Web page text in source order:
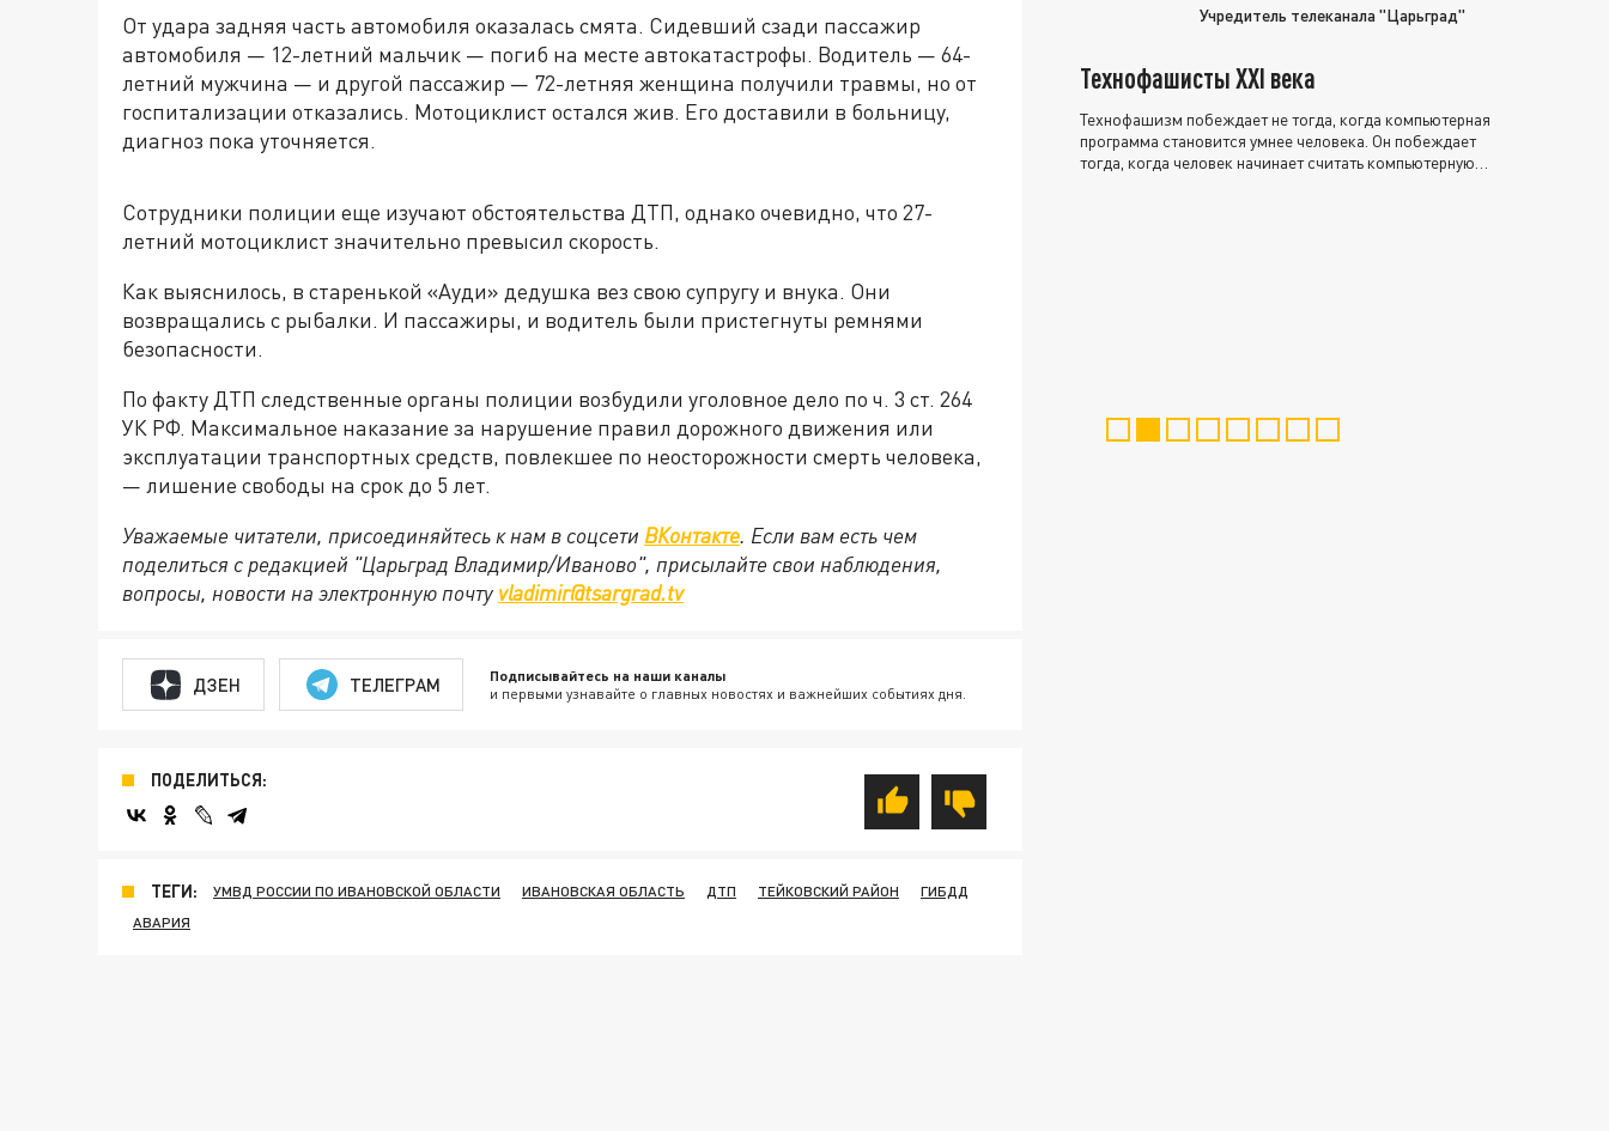
От удара задняя часть автомобиля оказалась смята. Сидевший сзади пассажир
автомобиля — 12-летний мальчик — погиб на месте автокатастрофы. Водитель — 64-
летний мужчина — и другой пассажир — 72-летняя женщина получили травмы, но от
госпитализации отказались. Мотоциклист остался жив. Его доставили в больницу,
диагноз пока уточняется.
Сотрудники полиции еще изучают обстоятельства ДТП, однако очевидно, что 27-
летний мотоциклист значительно превысил скорость.
Как выяснилось, в старенькой «Ауди» дедушка вез свою супругу и внука. Они
возвращались с рыбалки. И пассажиры, и водитель были пристегнуты ремнями
безопасности.
По факту ДТП следственные органы полиции возбудили уголовное дело по ч. 3 ст. 264
УК РФ. Максимальное наказание за нарушение правил дорожного движения или
эксплуатации транспортных средств, повлекшее по неосторожности смерть человека,
— лишение свободы на срок до 5 лет.
Уважаемые читатели, присоединяйтесь к нам в соцсети ВКонтакте. Если вам есть чем
поделиться с редакцией "Царьград Владимир/Иваново", присылайте свои наблюдения,
вопросы, новости на электронную почту vladimir@tsargrad.tv
ДЗЕН ТЕЛЕГРАМ Подписывайтесь на наши каналы
и первыми узнавайте о главных новостях и важнейших событиях дня.
ПОДЕЛИТЬСЯ:
ТЕГИ: УМВД РОССИИ ПО ИВАНОВСКОЙ ОБЛАСТИ ИВАНОВСКАЯ ОБЛАСТЬ ДТП ТЕЙКОВСКИЙ РАЙОН
ГИБДД
АВАРИЯ
Учредитель телеканала "Царьград"
Технофашисты XXI века
Технофашизм побеждает не тогда, когда компьютерная
программа становится умнее человека. Он побеждает
тогда, когда человек начинает считать компьютерную